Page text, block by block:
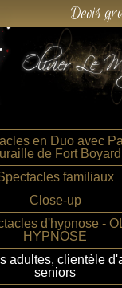
Devis
en Duo avec
de Fort Boyard
familiaux
Close-up
d'hypnose -
HYPNOSE
adultes, clientèle
seniors